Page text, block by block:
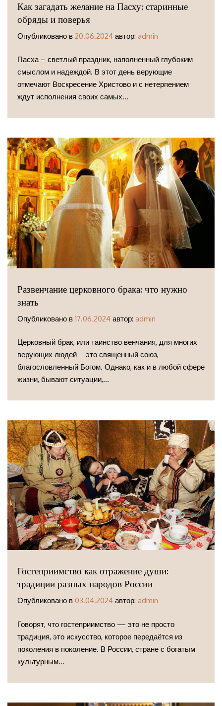
Как загадать желание на Пасху: старинные
обряды и поверья
Опубликовано в 20.06.2024 автор: admin
Пасха – светлый праздник, наполненный глубоким
смыслом и надеждой. В этот день верующие
отмечают Воскресение Христово и с нетерпением
ждут исполнения своих самых...
Развенчание церковного брака: что нужно
знать
Опубликовано в 17.06.2024 автор: admin
Церковный брак, или таинство венчания, для многих
верующих людей – это священный союз,
благословленный Богом. Однако, как и в любой сфере
жизни, бывают ситуации,...
Гостеприимство как отражение души:
традиции разных народов России
Опубликовано в 03.04.2024 автор: admin
Говорят, что гостеприимство — это не просто
традиция, это искусство, которое передаётся из
поколения в поколение. В России, стране с богатым
культурным...